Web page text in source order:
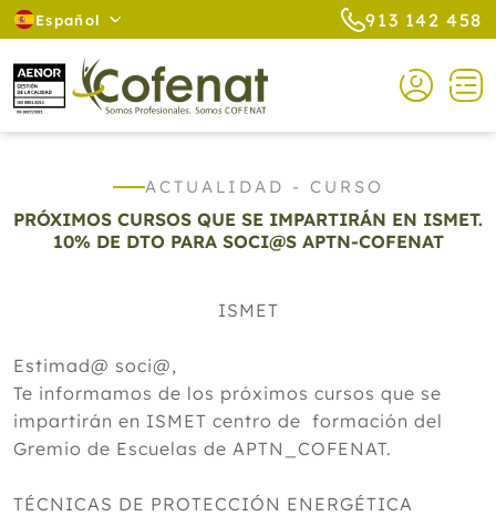
Español 913 142 458
ACTUALIDAD - CURSO
PRÓXIMOS CURSOS QUE SE IMPARTIRÁN EN ISMET.
10% DE DTO PARA SOCI@S APTN-COFENAT
ISMET
Estimad@ soci@,
Te informamos de los próximos cursos que se
impartirán en ISMET centro de formación del
Gremio de Escuelas de APTN_COFENAT.
TÉCNICAS DE PROTECCIÓN ENERGÉTICA